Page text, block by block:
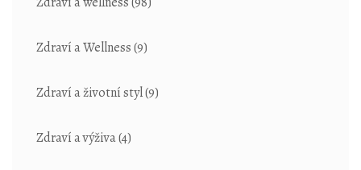
Zdraví a Wellness(9)
Zdraví a životní styl(9)
Zdraví a výživa(4)